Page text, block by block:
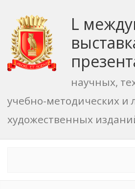
L
научных,
учебно-методических и
художественных